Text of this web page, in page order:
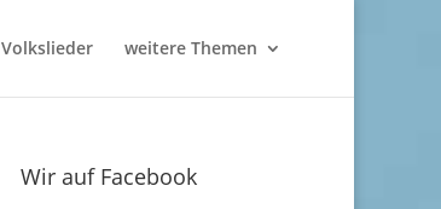
Volkslieder weitere Themen
Wir auf Facebook